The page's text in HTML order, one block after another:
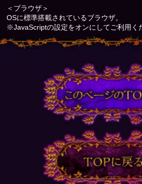
＜ブラウザ＞
OSに標準搭載されているブラウザ。
※JavaScriptの設定をオンにしてご利用く